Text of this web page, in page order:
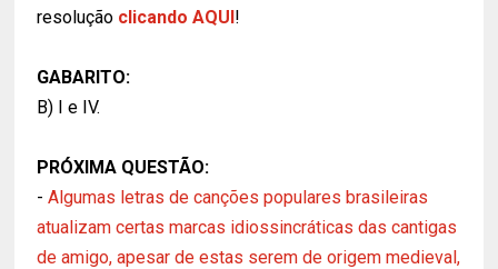
resolução clicando AQUI !
GABARITO:
B) I e IV.
PRÓXIMA QUESTÃO:
-Algumas letras de canções populares brasileiras
atualizam certas marcas idiossincráticas das cantigas
de amigo, apesar de estas serem de origem medieval,